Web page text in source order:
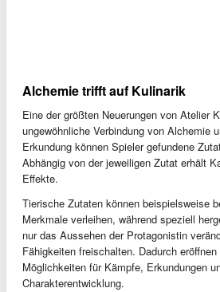
Alchemie trifft auf Kulinarik
Eine der größten Neuerungen von Atelier
ungewöhnliche Verbindung von Alchemie
Erkundung können Spieler gefundene
Abhängig von der jeweiligen Zutat erhält
Effekte.
Tierische Zutaten können beispielsweise
Merkmale verleihen, während speziell
nur das Aussehen der Protagonistin
Fähigkeiten freischalten. Dadurch
Möglichkeiten für Kämpfe, Erkundungen
Charakterentwicklung.